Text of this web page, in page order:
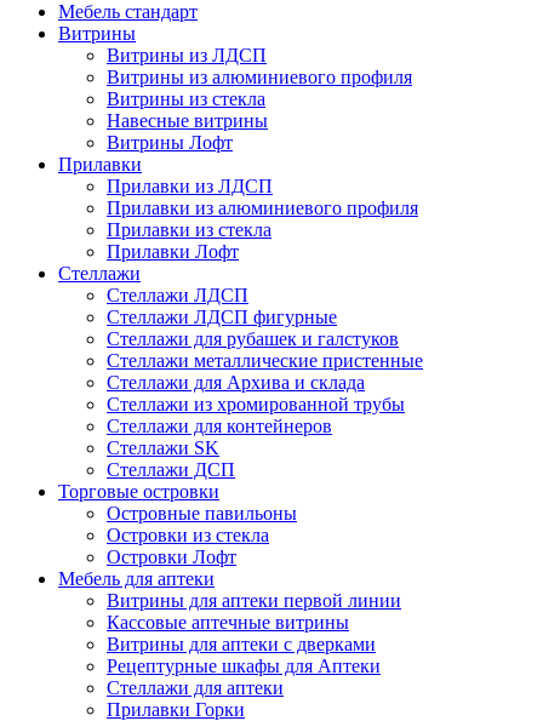
Мебель стандарт
Витрины
Витрины из ЛДСП
Витрины из алюминиевого профиля
Витрины из стекла
Навесные витрины
Витрины Лофт
Прилавки
Прилавки из ЛДСП
Прилавки из алюминиевого профиля
Прилавки из стекла
Прилавки Лофт
Стеллажи
Стеллажи ЛДСП
Стеллажи ЛДСП фигурные
Стеллажи для рубашек и галстуков
Стеллажи металлические пристенные
Стеллажи для Архива и склада
Стеллажи из хромированной трубы
Стеллажи для контейнеров
Стеллажи SK
Стеллажи ДСП
Торговые островки
Островные павильоны
Островки из стекла
Островки Лофт
Мебель для аптеки
Витрины для аптеки первой линии
Кассовые аптечные витрины
Витрины для аптеки с дверками
Рецептурные шкафы для Аптеки
Стеллажи для аптеки
Прилавки Горки